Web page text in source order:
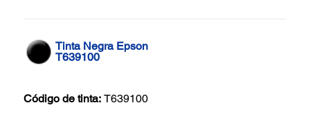
Tinta Negra Epson
T639100
Código de tinta: T639100